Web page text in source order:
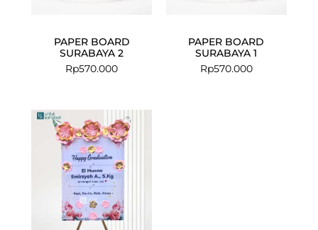
PAPER BOARD
SURABAYA 2
Rp570.000
PAPER BOARD
SURABAYA 1
Rp570.000